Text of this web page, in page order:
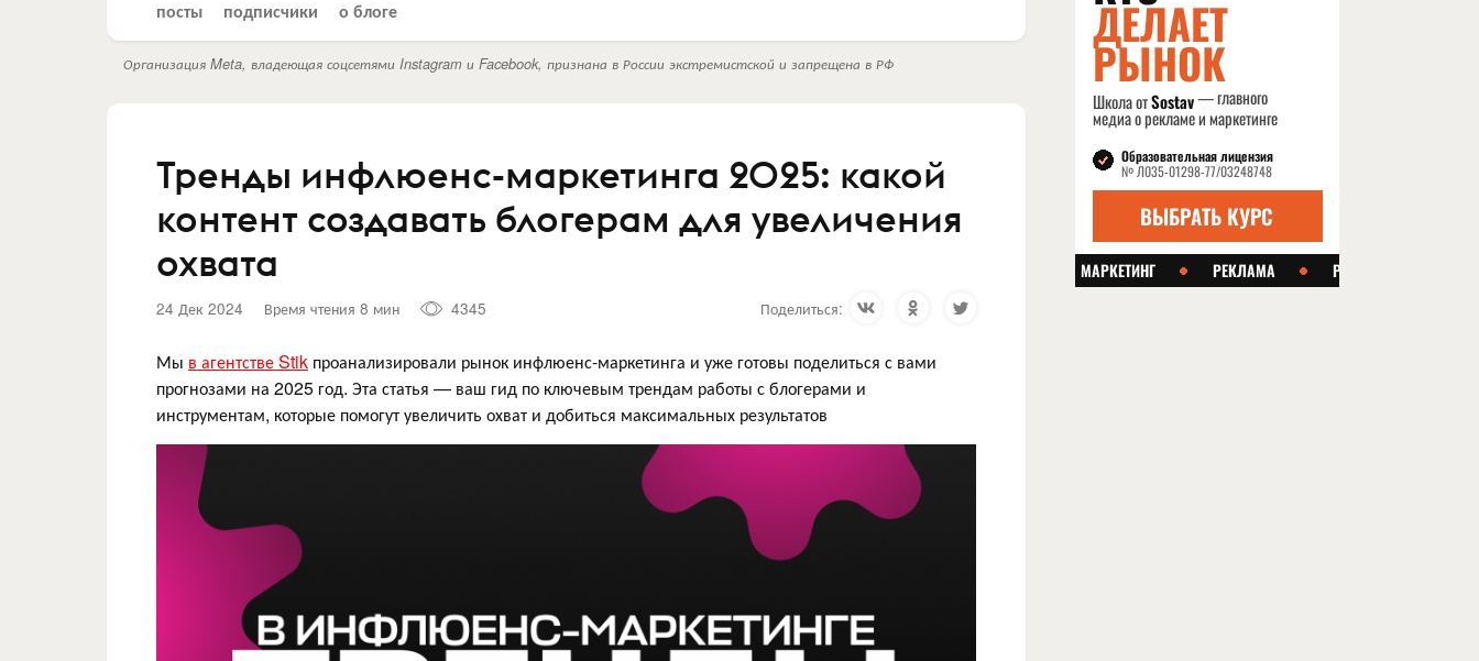
посты подписчики о блоге
Организация Meta, владеющая соцсетями Instagram и Facebook, признана в России экстремистской и запрещена в РФ
Тренды инфлюенс-маркетинга 2025: какой
контент создавать блогерам для увеличения
охвата
24 Дек 2024 Время чтения 8 мин 4345 Поделиться:
Мы в агентстве Stik проанализировали рынок инфлюенс-маркетинга и уже готовы поделиться с вами
прогнозами на 2025 год. Эта статья — ваш гид по ключевым трендам работы с блогерами и
инструментам, которые помогут увеличить охват и добиться максимальных результатов